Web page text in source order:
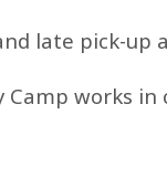
late pick-up
Camp works